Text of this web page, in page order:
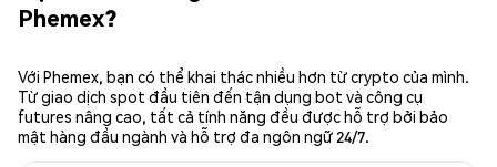
Phemex?
Với Phemex, bạn có thể khai thác nhiều hơn từ crypto của mình.
Từ giao dịch spot đầu tiên đến tận dụng bot và công cụ
futures nâng cao, tất cả tính năng đều được hỗ trợ bởi bảo
mật hàng đầu ngành và hỗ trợ đa ngôn ngữ 24/7.